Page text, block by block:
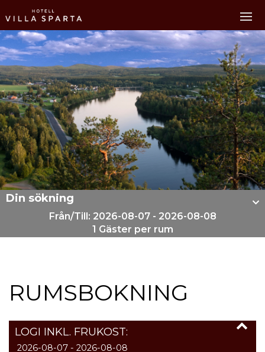
Din sökning
Från/Till: 2026-08-07 - 2026-08-08
1 Gäster per rum
RUMSBOKNING
LOGI INKL. FRUKOST:
2026-08-07 - 2026-08-08